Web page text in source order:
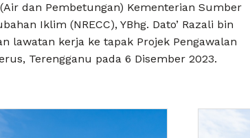
dan Pembetungan) Kementerian Sumber
Iklim (NRECC), YBhg. Dato’ Razali bin
lawatan kerja ke tapak Projek Pengawalan
Terengganu pada 6 Disember 2023.